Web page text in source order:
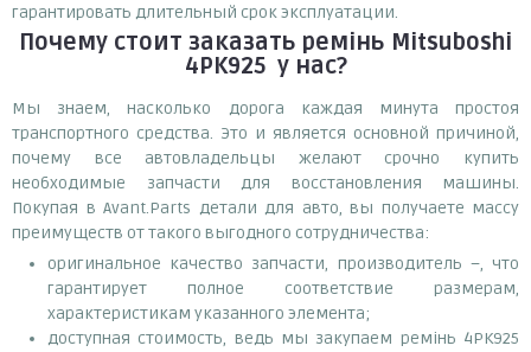
гарантировать длительный срок эксплуатации.
Почему стоит заказать ремінь Mitsuboshi
4PK925 у нас?
Мы знаем, насколько дорога каждая минута простоя
транспортного средства. Это и является основной причиной,
почему все автовладельцы желают срочно купить
необходимые запчасти для восстановления машины.
Покупая в Avant.Parts детали для авто, вы получаете массу
преимуществ от такого выгодного сотрудничества:
оригинальное качество запчасти, производитель –, что
гарантирует полное соответствие размерам,
характеристикам указанного элемента;
доступная стоимость, ведь мы закупаем ремінь 4PK925